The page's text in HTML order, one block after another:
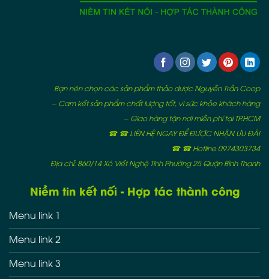
Bạn nên chọn các sản phẩm thảo dược Nguyễn Trần Coop
– Cam kết sản phẩm chất lượng tốt, vì sức khỏe khách hàng
– Giao hàng tận nơi miễn phí tại TP.HCM
☎ ☎ LIÊN HỆ NGAY ĐỂ ĐƯỢC NHẬN ƯU ĐÃI
☎ ☎ Hotline 0974303734
Địa chỉ: 860/14 Xô Viết Nghệ Tĩnh Phường 25 Quận Bình Thạnh
Niềm tin kết nối - Hợp tác thành công
Menu link 1
Menu link 2
Menu link 3